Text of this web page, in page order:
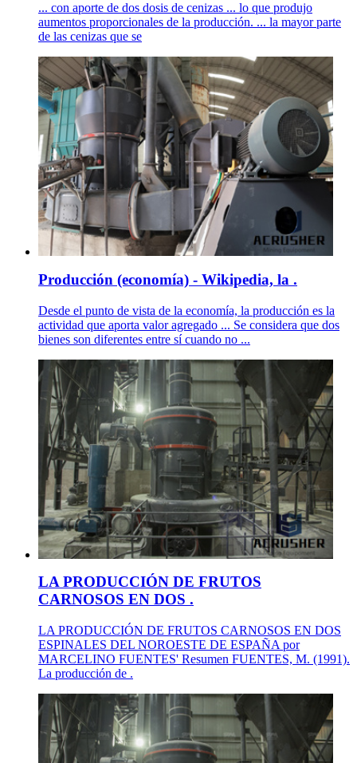
... con aporte de dos dosis de cenizas ... lo que produjo
aumentos proporcionales de la producción. ... la mayor parte
de las cenizas que se
Producción (economía) - Wikipedia, la .
Desde el punto de vista de la economía, la producción es la
actividad que aporta valor agregado ... Se considera que dos
bienes son diferentes entre sí cuando no ...
LA PRODUCCIÓN DE FRUTOS
CARNOSOS EN DOS .
LA PRODUCCIÓN DE FRUTOS CARNOSOS EN DOS
ESPINALES DEL NOROESTE DE ESPAÑA por
MARCELINO FUENTES' Resumen FUENTES, M. (1991).
La producción de .